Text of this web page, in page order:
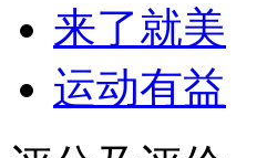
来了就美
运动有益